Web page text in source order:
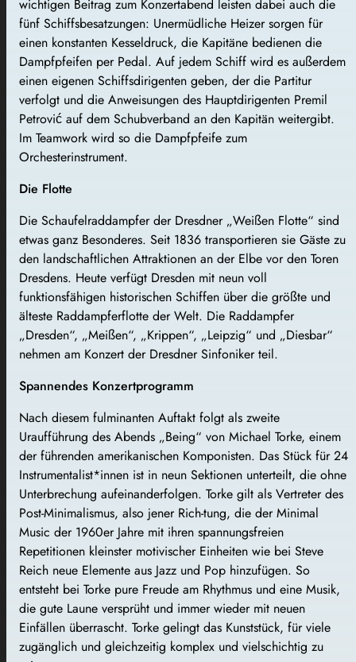
wichtigen Beitrag zum Konzertabend leisten dabei auch die
fünf Schiffsbesatzungen: Unermüdliche Heizer sorgen für
einen konstanten Kesseldruck, die Kapitäne bedienen die
Dampfpfeifen per Pedal. Auf jedem Schiff wird es außerdem
einen eigenen Schiffsdirigenten geben, der die Partitur
verfolgt und die Anweisungen des Hauptdirigenten Premil
Petrović auf dem Schubverband an den Kapitän weitergibt.
Im Teamwork wird so die Dampfpfeife zum
Orchesterinstrument.
Die Flotte
Die Schaufelraddampfer der Dresdner „Weißen Flotte“ sind
etwas ganz Besonderes. Seit 1836 transportieren sie Gäste zu
den landschaftlichen Attraktionen an der Elbe vor den Toren
Dresdens. Heute verfügt Dresden mit neun voll
funktionsfähigen historischen Schiffen über die größte und
älteste Raddampferflotte der Welt. Die Raddampfer
„Dresden“, „Meißen“, „Krippen“, „Leipzig“ und „Diesbar“
nehmen am Konzert der Dresdner Sinfoniker teil.
Spannendes Konzertprogramm
Nach diesem fulminanten Auftakt folgt als zweite
Uraufführung des Abends „Being“ von Michael Torke, einem
der führenden amerikanischen Komponisten. Das Stück für 24
Instrumentalist*innen ist in neun Sektionen unterteilt, die ohne
Unterbrechung aufeinanderfolgen. Torke gilt als Vertreter des
Post-Minimalismus, also jener Rich-tung, die der Minimal
Music der 1960er Jahre mit ihren spannungsfreien
Repetitionen kleinster motivischer Einheiten wie bei Steve
Reich neue Elemente aus Jazz und Pop hinzufügen. So
entsteht bei Torke pure Freude am Rhythmus und eine Musik,
die gute Laune versprüht und immer wieder mit neuen
Einfällen überrascht. Torke gelingt das Kunststück, für viele
zugänglich und gleichzeitig komplex und vielschichtig zu